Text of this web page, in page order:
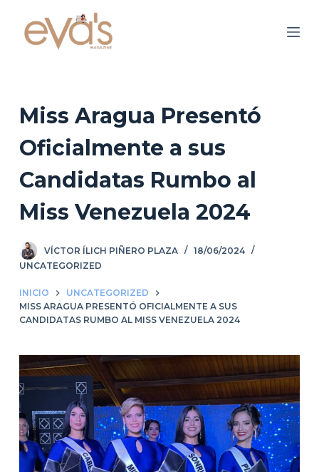
o
n
n
d
o
Miss Aragua Presentó
Oficialmente a sus
Candidatas Rumbo al
Miss Venezuela 2024
VÍCTOR ÍLICH PIÑERO PLAZA
18/06/2024
UNCATEGORIZED
INICIO
UNCATEGORIZED
MISS ARAGUA PRESENTÓ OFICIALMENTE A SUS
CANDIDATAS RUMBO AL MISS VENEZUELA 2024